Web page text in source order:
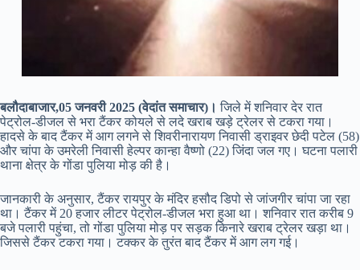
बलौदाबाजार,05 जनवरी 2025 (वेदांत समाचार)।जिले में शनिवार देर रात
पेट्रोल-डीजल से भरा टैंकर कोयले से लदे खराब खड़े ट्रेलर से टकरा गया।
हादसे के बाद टैंकर में आग लगने से शिवरीनारायण निवासी ड्राइवर छेदी पटेल (58)
और चांपा के उमरेली निवासी हेल्पर कान्हा वैष्णो (22) जिंदा जल गए। घटना पलारी
थाना क्षेत्र के गोंडा पुलिया मोड़ की है।
जानकारी के अनुसार, टैंकर रायपुर के मंदिर हसौद डिपो से जांजगीर चांपा जा रहा
था। टैंकर में 20 हजार लीटर पेट्रोल-डीजल भरा हुआ था। शनिवार रात करीब 9
बजे पलारी पहुंचा, तो गोंडा पुलिया मोड़ पर सड़क किनारे खराब ट्रेलर खड़ा था।
जिससे टैंकर टकरा गया। टक्कर के तुरंत बाद टैंकर में आग लग गई।